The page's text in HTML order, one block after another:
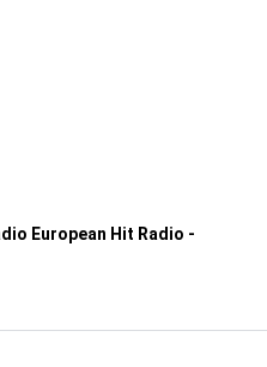
European Hit Radio -